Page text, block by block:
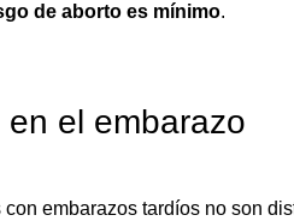
de aborto es mínimo.
el embarazo
embarazos tardíos no son